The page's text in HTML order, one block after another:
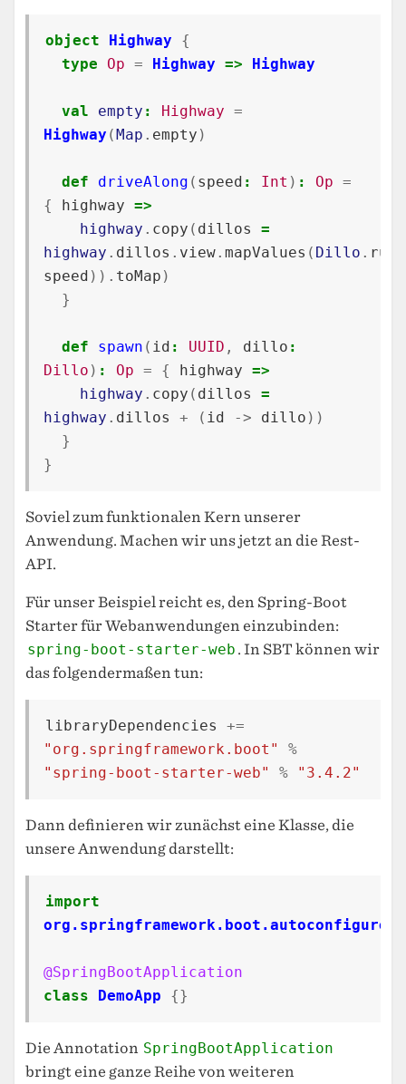
object Highway
{
type
Op = Highway => Highway
val empty : Highway =
Highway (Map . empty )
def driveAlong ( speed : Int ) : Op =
{
highway =>
highway . copy ( dillos
=
highway . dillos . view. mapValues ( Dillo .
speed )). toMap )
}
def spawn ( id : UUID , dillo :
Dillo ) : Op = { highway =>
highway . copy ( dillos
=
highway . dillos + ( id -> dillo ))
}
}
Soviel zum funktionalen Kern unserer
Anwendung. Machen wir uns jetzt an die Rest-
API.
Für unser Beispiel reicht es, den Spring-Boot
Starter für Webanwendungen einzubinden:
spring-boot-starter-web . In SBT können wir
das folgendermaßen tun:
libraryDependencies
+=
"org.springframework.boot"
%
"spring-boot-starter-web"
% "3.4.2"
Dann definieren wir zunächst eine Klasse, die
unsere Anwendung darstellt:
import
@SpringBootApplication
class
DemoApp {}
Die Annotation SpringBootApplication
bringt eine ganze Reihe von weiteren